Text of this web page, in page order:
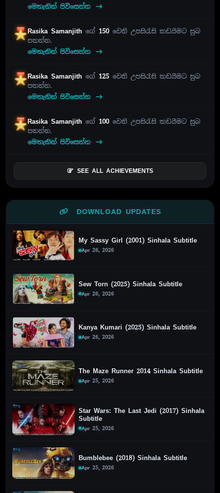
මෙතැනින් පිවිසෙන්න
Rasika Samanjithගේ 150වෙනි උපසිරැසි කඩයීමට සුබ
පතන්න.
මෙතැනින් පිවිසෙන්න
Rasika Samanjithගේ 125 වෙනි උපසිරැසි කඩයීමට සුබ
පතන්න.
මෙතැනින් පිවිසෙන්න
Rasika Samanjithගේ 100වෙනි උපසිරැසි කඩයීමට සුබ
පතන්න.
මෙතැනින් පිවිසෙන්න
SEE ALL ACHIEVEMENTS
DOWNLOAD UPDATES
My Sassy Girl (2001) Sinhala Subtitle
Apr 26, 2026
Sew Torn (2025) Sinhala Subtitle
Apr 26, 2026
Kanya Kumari (2025) Sinhala Subtitle
Apr 26, 2026
The Maze Runner 2014 Sinhala Subtitle
Apr 25, 2026
Star Wars: The Last Jedi (2017) Sinhala
Subtitle
Apr 25, 2026
Bumblebee (2018) Sinhala Subtitle
Apr 25, 2026